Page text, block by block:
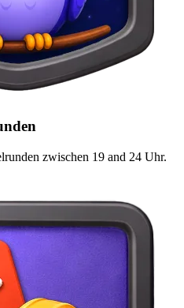
zwischen 19 and 24 Uhr.